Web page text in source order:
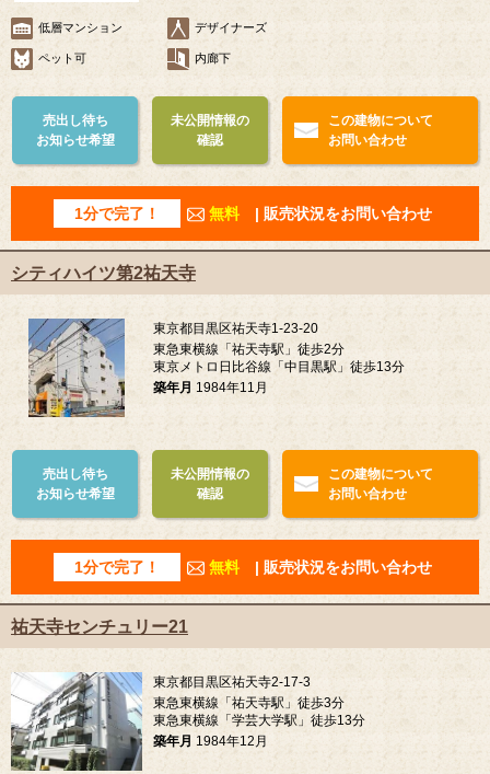
低層マンション デザイナーズ
ペット可 内廊下
売出し待ち
お知らせ希望
未公開情報の
確認
この建物について
お問い合わせ
1分で完了！ 無料 | 販売状況をお問い合わせ
シティハイツ第2祐天寺
東京都目黒区祐天寺1-23-20
東急東横線「祐天寺駅」徒歩2分
東京メトロ日比谷線「中目黒駅」徒歩13分
築年月 1984年11月
売出し待ち
お知らせ希望
未公開情報の
確認
この建物について
お問い合わせ
1分で完了！ 無料 | 販売状況をお問い合わせ
祐天寺センチュリー21
東京都目黒区祐天寺2-17-3
東急東横線「祐天寺駅」徒歩3分
東急東横線「学芸大学駅」徒歩13分
築年月 1984年12月